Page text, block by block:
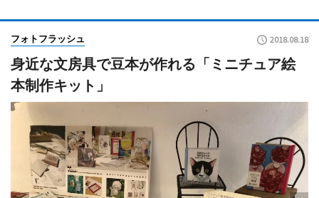
フォトフラッシュ 2018.08.18
身近な文房具で豆本が作れる「ミニチュア絵
本制作キット」